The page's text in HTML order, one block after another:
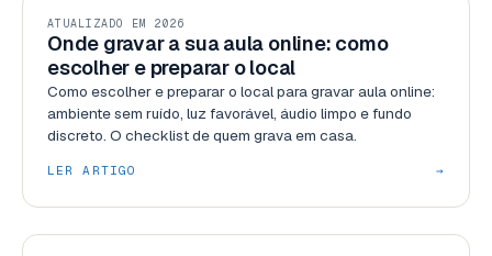
RECURSOS
ATUALIZADO EM 2026
Onde gravar a sua aula online: como
escolher e preparar o local
Como escolher e preparar o local para gravar aula online:
ambiente sem ruído, luz favorável, áudio limpo e fundo
discreto. O checklist de quem grava em casa.
LER ARTIGO →